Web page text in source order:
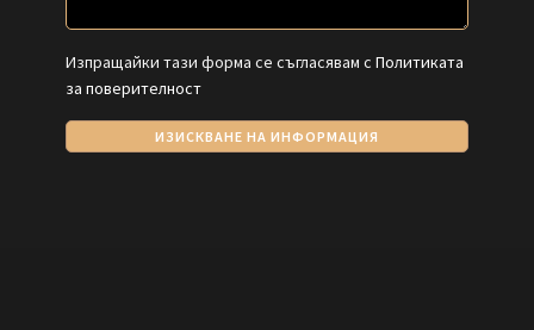
Изпращайки тази форма се съгласявам с Политиката
за поверителност
ИЗИСКВАНЕ НА ИНФОРМАЦИЯ